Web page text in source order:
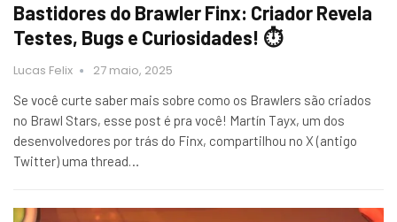
Bastidores do Brawler Finx: Criador Revela
Testes, Bugs e Curiosidades! ⏱️
Lucas Felix 27 maio, 2025
Se você curte saber mais sobre como os Brawlers são criados
no Brawl Stars, esse post é pra você! Martín Tayx, um dos
desenvolvedores por trás do Finx, compartilhou no X (antigo
Twitter) uma thread…